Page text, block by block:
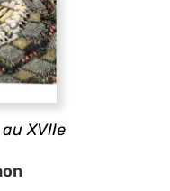
XVIIe